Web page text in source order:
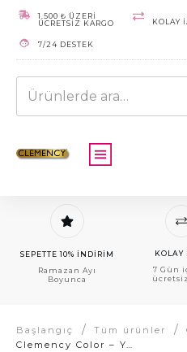
1.500 ₺ ÜZERİ
ÜCRETSİZ KARGO
KOLAY
7/24 DESTEK
Ara:
SEPETTE 10% İNDİRİM
Ramazan Ayı
Boyunca
KOLAY
7 Gün
Başlangıç / Tüm ürünler /
Clemency Color – Yoğun Bakır Sarı (7.44) – Tüp Boya 60gr